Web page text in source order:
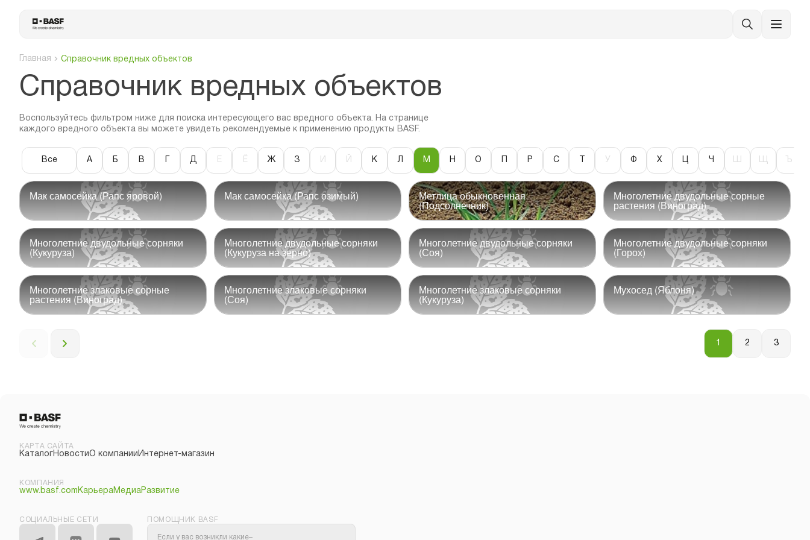
Главная Справочник вредных объектов
Cправочник вредных объектов
Воспользуйтесь фильтром ниже для поиска интересующего вас вредного объекта. На странице
каждого вредного объекта вы можете увидеть рекомендуемые к применению продукты BASF.
Все А Б В Д Е Ё Ж З И Й К Л М Н О Р С У Ф Х Ц Ч Ш Щ Ъ
Мак самосейка (Рапс яровой) Мак самосейка (Рапс озимый) Метлица обыкновенная
(Подсолнечник)
Многолетние двудольные сорные
растения (Виноград)
Многолетние двудольные сорняки
(Кукуруза)
Многолетние двудольные сорняки
(Кукуруза на зерно)
Многолетние двудольные сорняки
(Соя)
Многолетние двудольные сорняки
(Горох)
Многолетние злаковые сорные
растения (Виноград)
Многолетние злаковые сорняки
(Соя)
Многолетние злаковые сорняки
(Кукуруза)
Мухосед (Яблоня)
1 2 3
КАРТА САЙТА
КаталогНовостиО компании Интернет-магазин
КОМПАНИЯ
www.basf.com КарьераМедиаРазвитие
СОЦИАЛЬНЫЕ СЕТИ ПОМОЩНИК BASF
Если у вас возникли какие–